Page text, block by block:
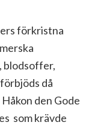
förkristna
blodsoffer,
då
den Gode
som krävde